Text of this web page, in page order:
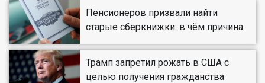
Пенсионеров призвали найти
старые сберкнижки: в чём причина
Трамп запретил рожать в США с
целью получения гражданства